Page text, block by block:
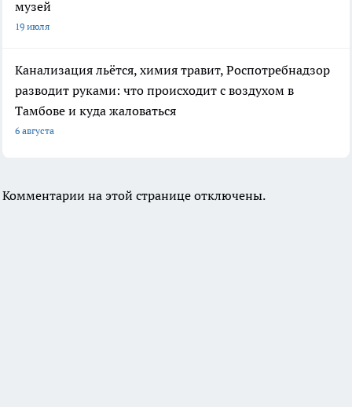
музей
19 июля
Канализация льётся, химия травит, Роспотребнадзор
разводит руками: что происходит с воздухом в
Тамбове и куда жаловаться
6 августа
Комментарии на этой странице отключены.